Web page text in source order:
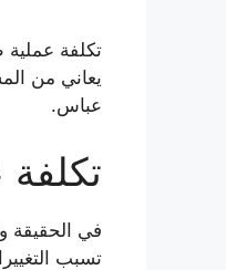
تكلفة
يعاني من
عباس.
في الحقيقة
تسبب